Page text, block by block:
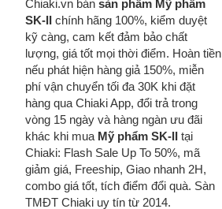
Chiaki.vn bán sản phẩm Mỹ phẩm
SK-II chính hãng 100%, kiểm duyệt
kỹ càng, cam kết đảm bảo chất
lượng, giá tốt mọi thời điểm. Hoàn tiền
nếu phát hiện hàng giả 150%, miễn
phí vận chuyển tối đa 30K khi đặt
hàng qua Chiaki App, đổi trả trong
vòng 15 ngày và hàng ngàn ưu đãi
khác khi mua Mỹ phẩm SK-II tại
Chiaki: Flash Sale Up To 50%, mã
giảm giá, Freeship, Giao nhanh 2H,
combo giá tốt, tích điểm đổi quà. Sàn
TMĐT Chiaki uy tín từ 2014.